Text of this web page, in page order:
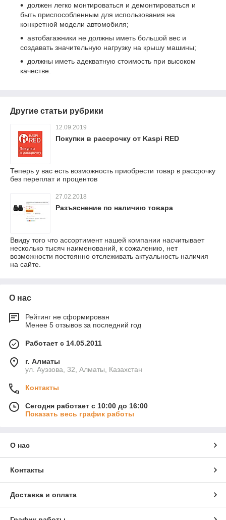
должен легко монтироваться и демонтироваться и
быть приспособленным для использования на
конкретной модели автомобиля;
автобагажники не должны иметь большой вес и
создавать значительную нагрузку на крышу машины;
должны иметь адекватную стоимость при высоком
качестве.
Другие статьи рубрики
12.09.2019
Покупки в рассрочку от Kaspi RED
Теперь у вас есть возможность приобрести товар в рассрочку
без переплат и процентов
27.02.2018
Разъяснение по наличию товара
Ввиду того что ассортимент нашей компании насчитывает
несколько тысяч наименований, к сожалению, нет
возможности постоянно отслеживать актуальность наличия
на сайте.
О нас
Рейтинг не сформирован
Менее 5 отзывов за последний год
Работает с 14.05.2011
г. Алматы
ул. Ауэзова, 32, Алматы, Казахстан
Контакты
Сегодня работает с 10:00 до 16:00
Показать весь график работы
О нас
Контакты
Доставка и оплата